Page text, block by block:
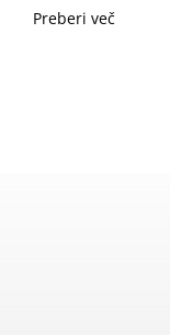
Preberi več